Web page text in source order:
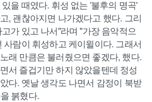
을 때였다. 휘성 없는 '불후의 명곡'
, 괜찮아지면 나가겠다고 했다. 그리
가 있고 나서"라며 "가장 음악적으
사람이 휘성하고 케이윌이다. 그래서
래 만큼은 불러줬으면 좋겠다, 했다.
서 즐겁기만 하지 않았을텐데 정성
다. 옛날 생각도 나면서 감정이 북받
붉혔다.